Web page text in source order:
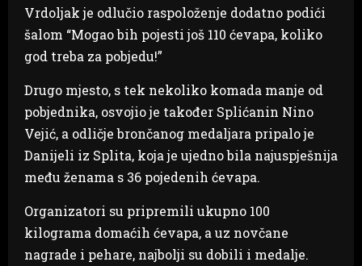
Vrdoljak je odlučio raspoloženje dodatno podići
šalom “Mogao bih pojesti još 110 ćevapa, koliko
god treba za pobjedu!”
Drugo mjesto, s tek nekoliko komada manje od
pobjednika, osvojio je također Splićanin Nino
Vejić, a odličje brončanog medaljara pripalo je
Danijeli iz Splita, koja je ujedno bila najuspješnija
među ženama s 36 pojedenih ćevapa.
Organizatori su pripremili ukupno 100
kilograma domaćih ćevapa, a uz novčane
nagrade i pehare, najbolji su dobili i medalje.